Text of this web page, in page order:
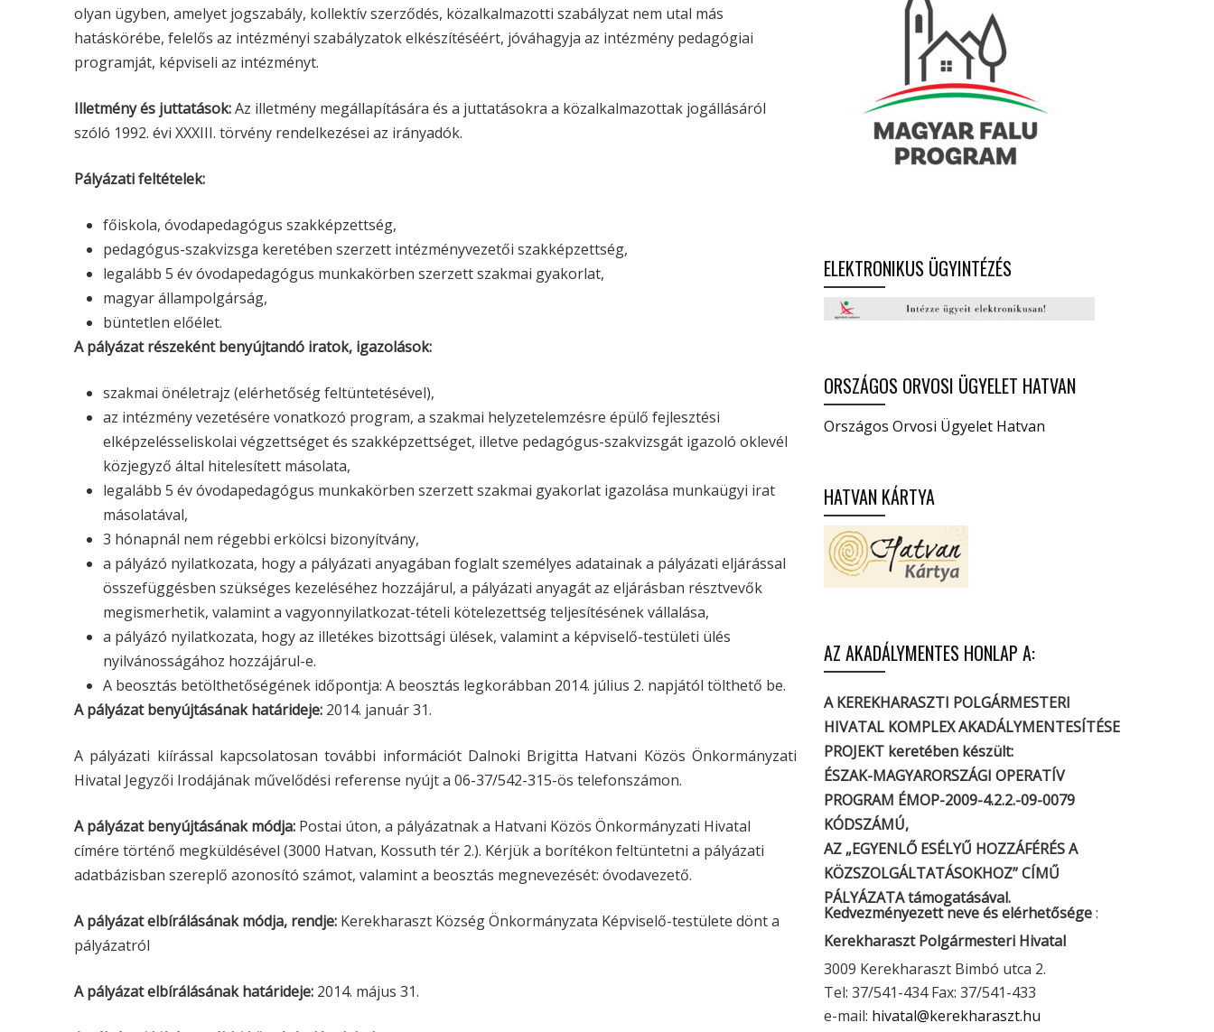
olyan ügyben, amelyet jogszabály, kollektív szerződés, közalkalmazotti szabályzat nem utal más
hatáskörébe, felelős az intézményi szabályzatok elkészítéséért, jóváhagyja az intézmény pedagógiai
programját, képviseli az intézményt.
Illetmény és juttatások:Az illetmény megállapítására és a juttatásokra a közalkalmazottak jogállásáról
szóló 1992. évi XXXIII. törvény rendelkezései az irányadók.
Pályázati feltételek:
főiskola, óvodapedagógus szakképzettség,
pedagógus-szakvizsga keretében szerzett intézményvezetői szakképzettség,
legalább 5 év óvodapedagógus munkakörben szerzett szakmai gyakorlat,
magyar állampolgárság,
büntetlen előélet.
A pályázat részeként benyújtandó iratok, igazolások:
szakmai önéletrajz (elérhetőség feltüntetésével),
az intézmény vezetésére vonatkozó program, a szakmai helyzetelemzésre épülő fejlesztési
elképzelésseliskolai végzettséget és szakképzettséget, illetve pedagógus-szakvizsgát igazoló oklevél
közjegyző által hitelesített másolata,
legalább 5 év óvodapedagógus munkakörben szerzett szakmai gyakorlat igazolása munkaügyi irat
másolatával,
3 hónapnál nem régebbi erkölcsi bizonyítvány,
a pályázó nyilatkozata, hogy a pályázati anyagában foglalt személyes adatainak a pályázati eljárással
összefüggésben szükséges kezeléséhez hozzájárul, a pályázati anyagát az eljárásban résztvevők
megismerhetik, valamint a vagyonnyilatkozat-tételi kötelezettség teljesítésének vállalása,
a pályázó nyilatkozata, hogy az illetékes bizottsági ülések, valamint a képviselő-testületi ülés
nyilvánosságához hozzájárul-e.
A beosztás betölthetőségének időpontja: A beosztás legkorábban 2014. július 2. napjától tölthető be.
A pályázat benyújtásának határideje: 2014. január 31.
A pályázati kiírással kapcsolatosan további információt Dalnoki Brigitta Hatvani Közös Önkormányzati
Hivatal Jegyzői Irodájának művelődési referense nyújt a 06-37/542-315-ös telefonszámon.
A pályázat benyújtásának módja: Postai úton, a pályázatnak a Hatvani Közös Önkormányzati Hivatal
címére történő megküldésével (3000 Hatvan, Kossuth tér 2.). Kérjük a borítékon feltüntetni a pályázati
adatbázisban szereplő azonosító számot, valamint a beosztás megnevezését: óvodavezető.
A pályázat elbírálásának módja, rendje: Kerekharaszt Község Önkormányzata Képviselő-testülete dönt a
pályázatról
A pályázat elbírálásának határideje: 2014. május 31.
ELEKTRONIKUS ÜGYINTÉZÉS
ORSZÁGOS ORVOSI ÜGYELET HATVAN
Országos Orvosi Ügyelet Hatvan
HATVAN KÁRTYA
AZ AKADÁLYMENTES HONLAP A:
A KEREKHARASZTI POLGÁRMESTERI
HIVATAL KOMPLEX AKADÁLYMENTESÍTÉSE
PROJEKT keretében készült:
ÉSZAK-MAGYARORSZÁGI OPERATÍV
PROGRAM ÉMOP-2009-4.2.2.-09-0079
KÓDSZÁMÚ,
AZ „EGYENLŐ ESÉLYŰ HOZZÁFÉRÉS A
KÖZSZOLGÁLTATÁSOKHOZ” CÍMŰ
PÁLYÁZATA támogatásával.
Kedvezményezett neve és elérhetősége:
Kerekharaszt Polgármesteri Hivatal
3009 Kerekharaszt Bimbó utca 2.
Tel: 37/541-434 Fax: 37/541-433
e-mail: hivatal@kerekharaszt.hu